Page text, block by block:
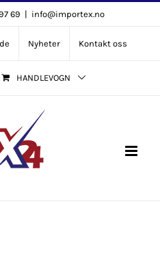
69 | info@importex.no
Nyheter Kontakt oss
HANDLEVOGN